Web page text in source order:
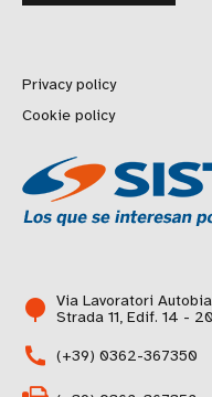
Privacy policy
Cookie policy
Via Lavoratori
Strada 11, Edif. 14 -
(+39) 0362-367350